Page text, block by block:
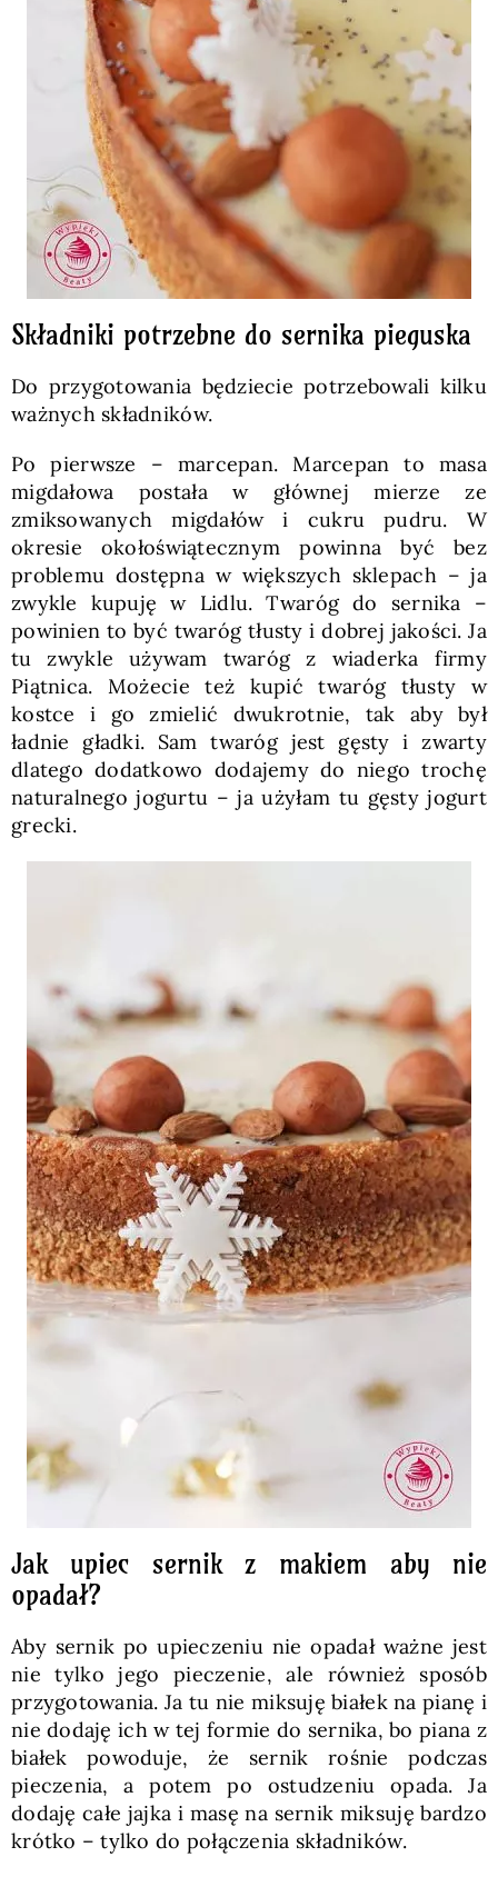
Składniki potrzebne do sernika pieguska
Do przygotowania będziecie potrzebowali kilku
ważnych składników.
Po pierwsze – marcepan. Marcepan to masa
migdałowa postała w głównej mierze ze
zmiksowanych migdałów i cukru pudru. W
okresie okołoświątecznym powinna być bez
problemu dostępna w większych sklepach – ja
zwykle kupuję w Lidlu. Twaróg do sernika –
powinien to być twaróg tłusty i dobrej jakości. Ja
tu zwykle używam twaróg z wiaderka firmy
Piątnica. Możecie też kupić twaróg tłusty w
kostce i go zmielić dwukrotnie, tak aby był
ładnie gładki. Sam twaróg jest gęsty i zwarty
dlatego dodatkowo dodajemy do niego trochę
naturalnego jogurtu – ja użyłam tu gęsty jogurt
grecki.
Jak upiec sernik z makiem aby nie
opadał?
Aby sernik po upieczeniu nie opadał ważne jest
nie tylko jego pieczenie, ale również sposób
przygotowania. Ja tu nie miksuję białek na pianę i
nie dodaję ich w tej formie do sernika, bo piana z
białek powoduje, że sernik rośnie podczas
pieczenia, a potem po ostudzeniu opada. Ja
dodaję całe jajka i masę na sernik miksuję bardzo
krótko – tylko do połączenia składników.